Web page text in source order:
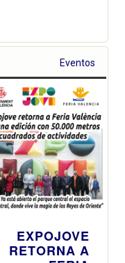
Eventos
EXPOJOVE
RETORNA A